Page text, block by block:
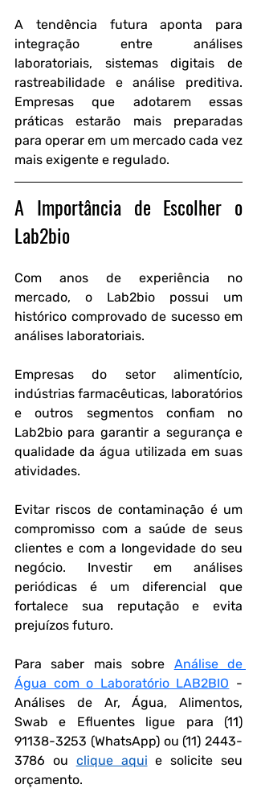
A tendência futura aponta para
integração entre análises
laboratoriais, sistemas digitais de
rastreabilidade e análise preditiva.
Empresas que adotarem essas
práticas estarão mais preparadas
para operar em um mercado cada vez
mais exigente e regulado.
A Importância de Escolher o
Lab2bio
Com anos de experiência no
mercado, o Lab2bio possui um
histórico comprovado de sucesso em
análises laboratoriais.
Empresas do setor alimentício,
indústrias farmacêuticas, laboratórios
e outros segmentos confiam no
Lab2bio para garantir a segurança e
qualidade da água utilizada em suas
atividades.
Evitar riscos de contaminação é um
compromisso com a saúde de seus
clientes e com a longevidade do seu
negócio. Investir em análises
periódicas é um diferencial que
fortalece sua reputação e evita
prejuízos futuro.
Para saber mais sobre Análise de
Água com o Laboratório LAB2BIO -
Análises de Ar, Água, Alimentos,
Swab e Efluentes ligue para (11)
91138-3253 (WhatsApp) ou (11) 2443-
3786 ou clique aqui e solicite seu
orçamento.